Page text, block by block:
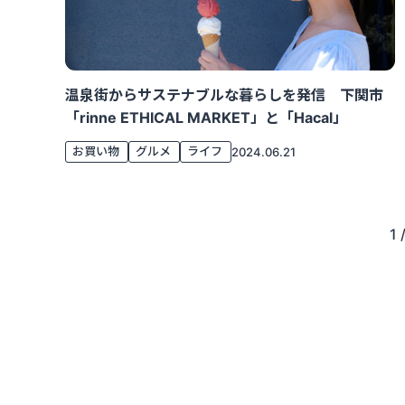
温泉街からサステナブルな暮らしを発信 下関市
「rinne ETHICAL MARKET」と「Hacal」
お買い物 グルメ ライフ 2024.06.21
1